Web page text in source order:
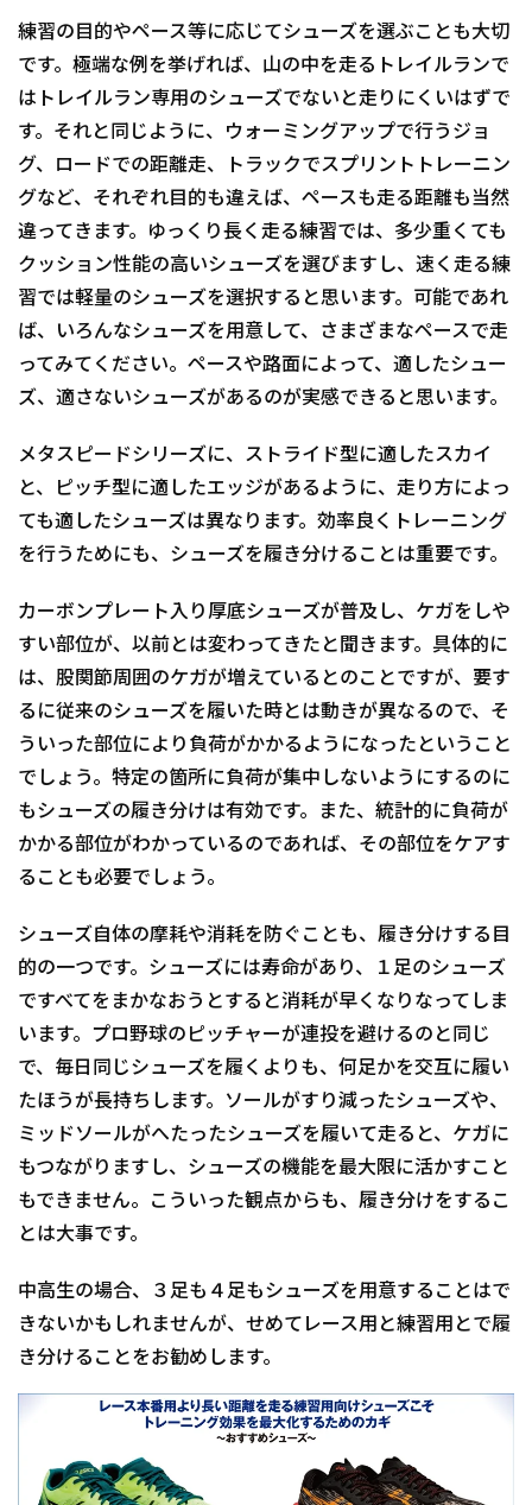
練習の目的やペース等に応じてシューズを選ぶことも大切
です。極端な例を挙げれば、山の中を走るトレイルランで
はトレイルラン専用のシューズでないと走りにくいはずで
す。それと同じように、ウォーミングアップで行うジョ
グ、ロードでの距離走、トラックでスプリントトレーニン
グなど、それぞれ目的も違えば、ペースも走る距離も当然
違ってきます。ゆっくり長く走る練習では、多少重くても
クッション性能の高いシューズを選びますし、速く走る練
習では軽量のシューズを選択すると思います。可能であれ
ば、いろんなシューズを用意して、さまざまなペースで走
ってみてください。ペースや路面によって、適したシュー
ズ、適さないシューズがあるのが実感できると思います。
メタスピードシリーズに、ストライド型に適したスカイ
と、ピッチ型に適したエッジがあるように、走り方によっ
ても適したシューズは異なります。効率良くトレーニング
を行うためにも、シューズを履き分けることは重要です。
カーボンプレート入り厚底シューズが普及し、ケガをしや
すい部位が、以前とは変わってきたと聞きます。具体的に
は、股関節周囲のケガが増えているとのことですが、要す
るに従来のシューズを履いた時とは動きが異なるので、そ
ういった部位により負荷がかかるようになったということ
でしょう。特定の箇所に負荷が集中しないようにするのに
もシューズの履き分けは有効です。また、統計的に負荷が
かかる部位がわかっているのであれば、その部位をケアす
ることも必要でしょう。
シューズ自体の摩耗や消耗を防ぐことも、履き分けする目
的の一つです。シューズには寿命があり、１足のシューズ
ですべてをまかなおうとすると消耗が早くなりなってしま
います。プロ野球のピッチャーが連投を避けるのと同じ
で、毎日同じシューズを履くよりも、何足かを交互に履い
たほうが長持ちします。ソールがすり減ったシューズや、
ミッドソールがへたったシューズを履いて走ると、ケガに
もつながりますし、シューズの機能を最大限に活かすこと
もできません。こういった観点からも、履き分けをするこ
とは大事です。
中高生の場合、３足も４足もシューズを用意することはで
きないかもしれませんが、せめてレース用と練習用とで履
き分けることをお勧めします。